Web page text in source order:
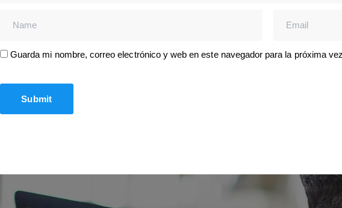
Guarda mi nombre, correo electrónico y web en este navegador para la próxima